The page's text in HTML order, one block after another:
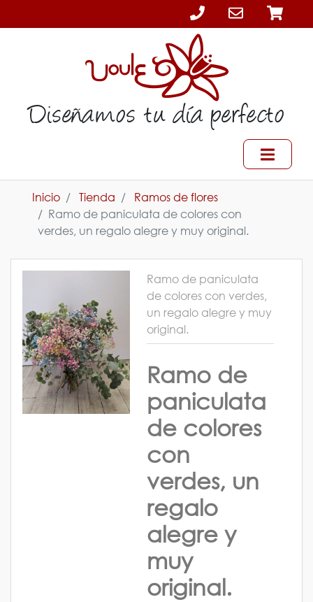
Diseñamos tu día perfecto
Inicio Tienda
Ramos de flores
Ramo de paniculata de colores con
verdes, un regalo alegre y muy original.
Ramo de paniculata
de colores con verdes,
un regalo alegre y muy
original.
Ramo de
paniculata
de colores
con
verdes, un
regalo
alegre y
muy
original.